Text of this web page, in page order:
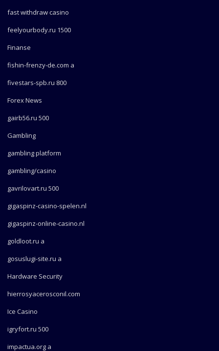
fast withdraw casino
feelyourbody.ru 1500
Finanse
fishin-frenzy-de.com a
fivestars-spb.ru 800
Forex News
gairb56.ru 500
Gambling
gambling platform
gambling/casino
gavrilovart.ru 500
gigaspinz-casino-spelen.nl
gigaspinz-online-casino.nl
goldloot.ru a
gosuslugi-site.ru a
Hardware Security
hierrosyacerosconil.com
Ice Casino
igryfort.ru 500
impactua.org a